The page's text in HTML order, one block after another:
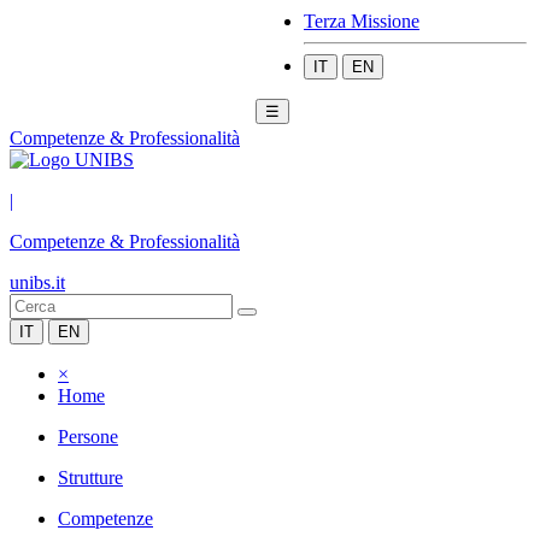
Terza Missione
IT EN
☰
Competenze & Professionalità
|
Competenze & Professionalità
unibs.it
IT EN
×
Home
Persone
Strutture
Competenze